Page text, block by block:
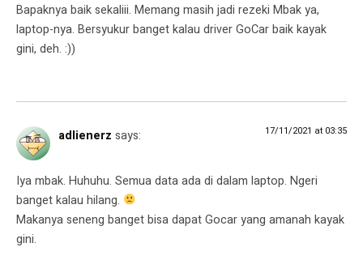
Bapaknya baik sekaliii. Memang masih jadi rezeki Mbak ya,
laptop-nya. Bersyukur banget kalau driver GoCar baik kayak
gini, deh. :))
adlienerz says: 17/11/2021 at 03:35
Iya mbak. Huhuhu. Semua data ada di dalam laptop. Ngeri
banget kalau hilang.
Makanya seneng banget bisa dapat Gocar yang amanah kayak
gini.